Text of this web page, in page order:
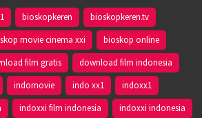
bioskopkeren
bioskopkeren.tv
movie cinema xxi
bioskop online
film gratis
download film indonesia
indomovie indo xx1
indoxx1
indoxxi film indonesia
indoxxi indonesia